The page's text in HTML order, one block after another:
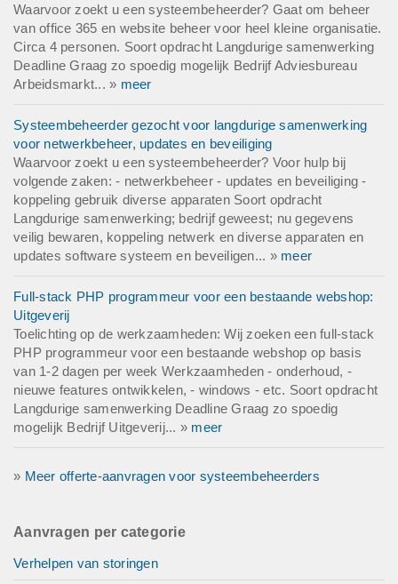
Waarvoor zoekt u een systeembeheerder? Gaat om beheer
van office 365 en website beheer voor heel kleine organisatie.
Circa 4 personen. Soort opdracht Langdurige samenwerking
Deadline Graag zo spoedig mogelijk Bedrijf Adviesbureau
Arbeidsmarkt... » meer
Systeembeheerder gezocht voor langdurige samenwerking
voor netwerkbeheer, updates en beveiliging
Waarvoor zoekt u een systeembeheerder? Voor hulp bij
volgende zaken: - netwerkbeheer - updates en beveiliging -
koppeling gebruik diverse apparaten Soort opdracht
Langdurige samenwerking; bedrijf geweest; nu gegevens
veilig bewaren, koppeling netwerk en diverse apparaten en
updates software systeem en beveiligen... » meer
Full-stack PHP programmeur voor een bestaande webshop:
Uitgeverij
Toelichting op de werkzaamheden: Wij zoeken een full-stack
PHP programmeur voor een bestaande webshop op basis
van 1-2 dagen per week Werkzaamheden - onderhoud, -
nieuwe features ontwikkelen, - windows - etc. Soort opdracht
Langdurige samenwerking Deadline Graag zo spoedig
mogelijk Bedrijf Uitgeverij... » meer
» Meer offerte-aanvragen voor systeembeheerders
Aanvragen per categorie
Verhelpen van storingen